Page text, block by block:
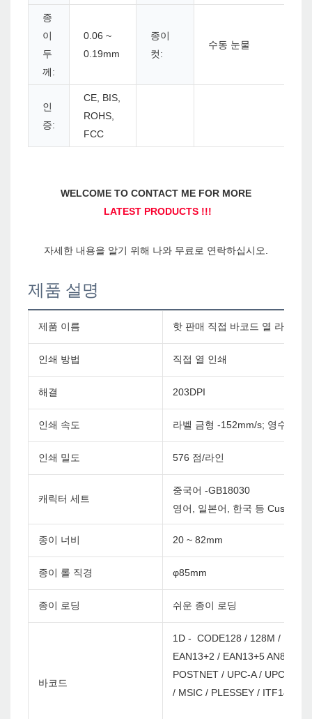
종
이
두
께:
0.06 ~
0.19mm
종이
컷:
수동 눈물
인
증:
CE, BIS,
ROHS,
FCC
제품 설명
제품 이름 핫 판매 직접 바코드 열 라벨
인쇄 방법 직접 열 인쇄
해결 203DPI
인쇄 속도 라벨 금형 -152mm/s; 영수증
인쇄 밀도 576 점/라인
캐릭터 세트
중국어 -GB18030
영어, 일본어, 한국 등 Custom
종이 너비 20 ~ 82mm
종이 롤 직경 φ85mm
종이 로딩 쉬운 종이 로딩
바코드
1D - CODE128 / 128M /
EAN13+2 / EAN13+5 AN8 /
POSTNET / UPC-A / UPCA+2
/ MSIC / PLESSEY / ITF14 /